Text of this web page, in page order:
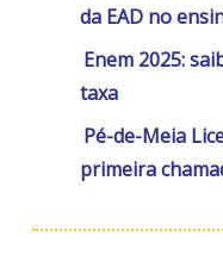
da EAD no
Enem 2025:
taxa
Pé-de-Meia
primeira